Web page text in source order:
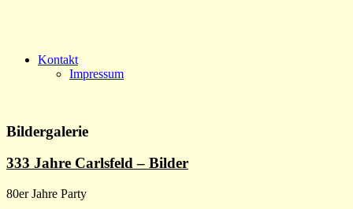
Kontakt
Impressum
Bildergalerie
333 Jahre Carlsfeld – Bilder
80er Jahre Party